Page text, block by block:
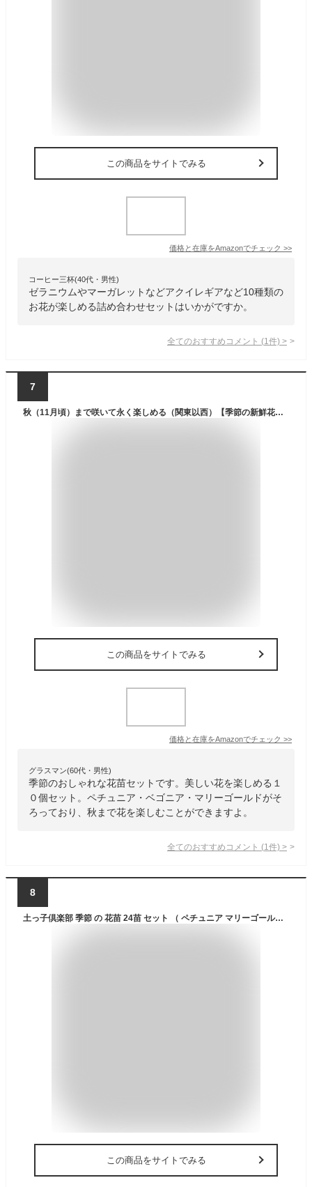
この商品をサイトでみる
価格と在庫をAmazonでチェック >>
コーヒー三杯(40代・男性)
ゼラニウムやマーガレットなどアクイレギアなど10種類の
お花が楽しめる詰め合わせセットはいかがですか。
全てのおすすめコメント (1 件) >
7
秋（11月頃）まで咲いて永く楽しめる（関東以西）【季節の新鮮花苗 花色おまかせ アソート 10個セット】≪ペチュニア・ベゴニア・マリーゴールド≫ ベテラン生産者さんが心を込めて育てた 極上花苗アソート 暑さに強い 花苗 おまかせ 園芸 ガーデニング 寄せ植え 鉢花 鉢植え 苗木 花苗 誕生日 記念日 プレゼント 贈り物 (ペチュニア・ベゴニア・マリーゴールドおまかせMIX10個セット)
この商品をサイトでみる
価格と在庫をAmazonでチェック >>
グラスマン(60代・男性)
季節のおしゃれな花苗セットです。美しい花を楽しめる１
０個セット。ペチュニア・ベゴニア・マリーゴールドがそ
ろっており、秋まで花を楽しむことができますよ。
全てのおすすめコメント (1 件) >
8
土っ子倶楽部 季節 の 花苗 24苗 セット （ ペチュニア マリーゴールド 日日草 ポーチュラカ などの 草花 福袋 ） 花苗セット 花 春 夏 夏に強い 花壇 庭 鉢 玄関 プランター 寄せ植え ガーデニング (春夏24苗セット)
この商品をサイトでみる